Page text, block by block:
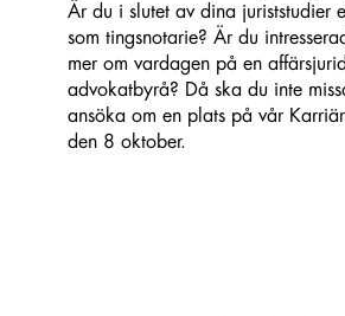
Är du i slutet av dina juriststudier
som tingsnotarie? Är du
mer om vardagen på en
advokatbyrå? Då ska du inte
ansöka om en plats på vår
den 8 oktober.